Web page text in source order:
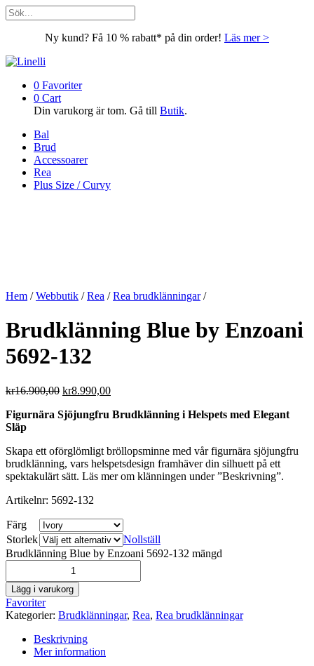
Ny kund? Få 10 % rabatt* på din order! Läs mer >
0 Favoriter
0 Cart
Din varukorg är tom. Gå till Butik.
Bal
Brud
Accessoarer
Rea
Plus Size / Curvy
Hem /Webbutik /Rea /Rea brudklänningar/
Brudklänning Blue by Enzoani
5692-132
kr16.900,00 kr8.990,00
Figurnära Sjöjungfru Brudklänning i Helspets med Elegant
Släp
Skapa ett oförglömligt bröllopsminne med vår figurnära sjöjungfru
brudklänning, vars helspetsdesign framhäver din silhuett på ett
spektakulärt sätt. Läs mer om klänningen under ”Beskrivning”.
Artikelnr: 5692-132
Färg
Storlek
Nollställ
Brudklänning Blue by Enzoani 5692-132 mängd
Lägg i varukorg
Favoriter
Kategorier: Brudklänningar, Rea, Rea brudklänningar
Beskrivning
Mer information